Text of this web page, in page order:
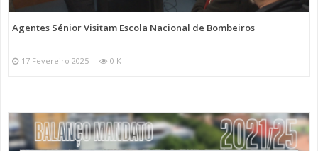
Agentes Sénior Visitam Escola Nacional de Bombeiros
17 Fevereiro 2025 0 K